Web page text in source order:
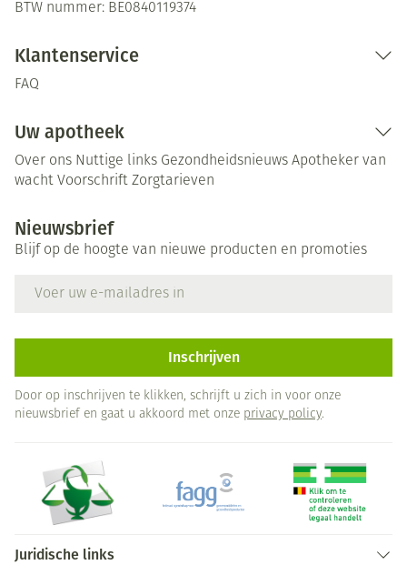
BTW nummer: BE0840119374
Klantenservice
FAQ
Uw apotheek
Over ons Nuttige links Gezondheidsnieuws Apotheker van
wacht Voorschrift Zorgtarieven
Nieuwsbrief
Blijf op de hoogte van nieuwe producten en promoties
Inschrijven
Door op inschrijven te klikken, schrijft u zich in voor onze
nieuwsbrief en gaat u akkoord met onze privacy policy.
Juridische links